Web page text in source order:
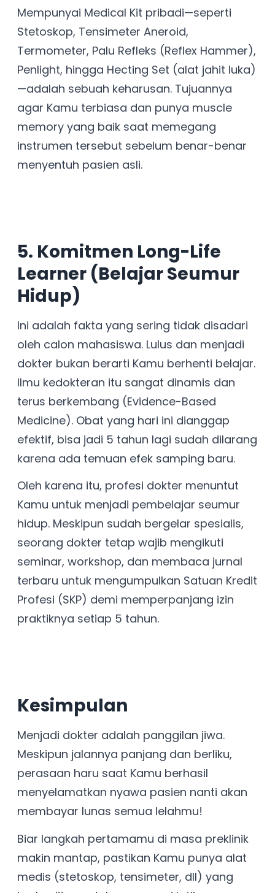
Mempunyai Medical Kit pribadi—seperti
Stetoskop, Tensimeter Aneroid,
Termometer, Palu Refleks (Reflex Hammer),
Penlight, hingga Hecting Set (alat jahit luka)
—adalah sebuah keharusan. Tujuannya
agar Kamu terbiasa dan punya muscle
memory yang baik saat memegang
instrumen tersebut sebelum benar-benar
menyentuh pasien asli.
5. Komitmen Long-Life
Learner (Belajar Seumur
Hidup)
Ini adalah fakta yang sering tidak disadari
oleh calon mahasiswa. Lulus dan menjadi
dokter bukan berarti Kamu berhenti belajar.
Ilmu kedokteran itu sangat dinamis dan
terus berkembang (Evidence-Based
Medicine). Obat yang hari ini dianggap
efektif, bisa jadi 5 tahun lagi sudah dilarang
karena ada temuan efek samping baru.
Oleh karena itu, profesi dokter menuntut
Kamu untuk menjadi pembelajar seumur
hidup. Meskipun sudah bergelar spesialis,
seorang dokter tetap wajib mengikuti
seminar, workshop, dan membaca jurnal
terbaru untuk mengumpulkan Satuan Kredit
Profesi (SKP) demi memperpanjang izin
praktiknya setiap 5 tahun.
Kesimpulan
Menjadi dokter adalah panggilan jiwa.
Meskipun jalannya panjang dan berliku,
perasaan haru saat Kamu berhasil
menyelamatkan nyawa pasien nanti akan
membayar lunas semua lelahmu!
Biar langkah pertamamu di masa preklinik
makin mantap, pastikan Kamu punya alat
medis (stetoskop, tensimeter, dll) yang